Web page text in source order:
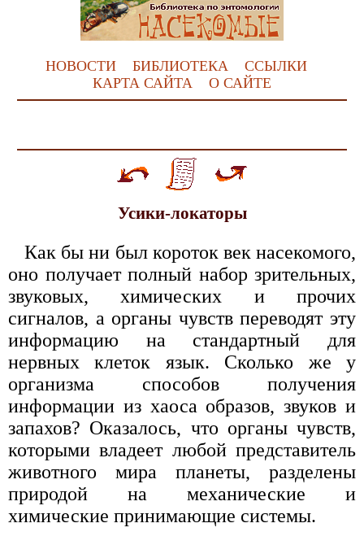
НОВОСТИ БИБЛИОТЕКА
ССЫЛКИ
КАРТА САЙТА
О САЙТЕ
Усики-локаторы
Как бы ни был короток век насекомого,
оно получает полный набор зрительных,
звуковых, химических и прочих
сигналов, а органы чувств переводят эту
информацию на стандартный для
нервных клеток язык. Сколько же у
организма способов получения
информации из хаоса образов, звуков и
запахов? Оказалось, что органы чувств,
которыми владеет любой представитель
животного мира планеты, разделены
природой на механические и
химические принимающие системы.